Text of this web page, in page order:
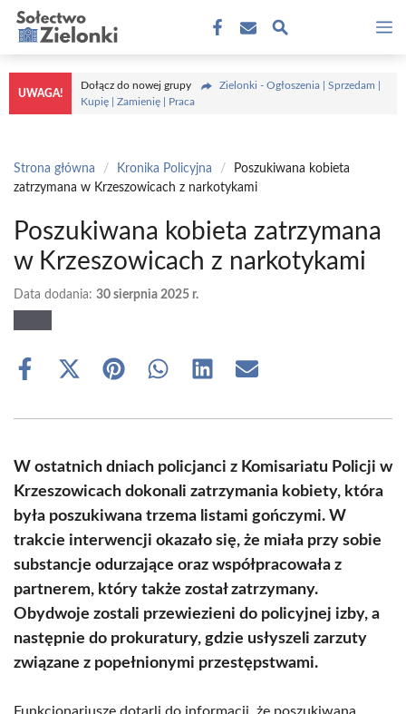
Przejdź
treści
UWAGA!
Dołącz do nowej grupy
Zielonki - Ogłoszenia | Sprzedam |
Kupię | Zamienię | Praca
Strona główna / Kronika Policyjna /
Poszukiwana kobieta
zatrzymana w Krzeszowicach z narkotykami
Poszukiwana kobieta zatrzymana
w Krzeszowicach z narkotykami
Data dodania: 30 sierpnia 2025 r.
Share
Share
(Twitter)
Share Share Share Share
W ostatnich dniach policjanci z Komisariatu Policji w
Krzeszowicach dokonali zatrzymania kobiety, która
była poszukiwana trzema listami gończymi. W
trakcie interwencji okazało się, że miała przy sobie
substancje odurzające oraz współpracowała z
partnerem, który także został zatrzymany.
Obydwoje zostali przewiezieni do policyjnej izby, a
następnie do prokuratury, gdzie usłyszeli zarzuty
związane z popełnionymi przestępstwami.